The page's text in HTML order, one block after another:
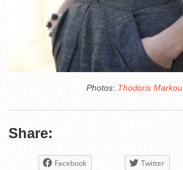
Photos: Thodoris Markou
Share:
Facebook Twitter